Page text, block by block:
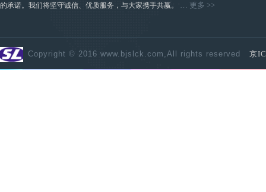
Copyright © 2016 www.bjslck.com,All rights reserved 京
的承诺。我们将坚守诚信、优质服务，与大家携手共赢。
… 更多 >>